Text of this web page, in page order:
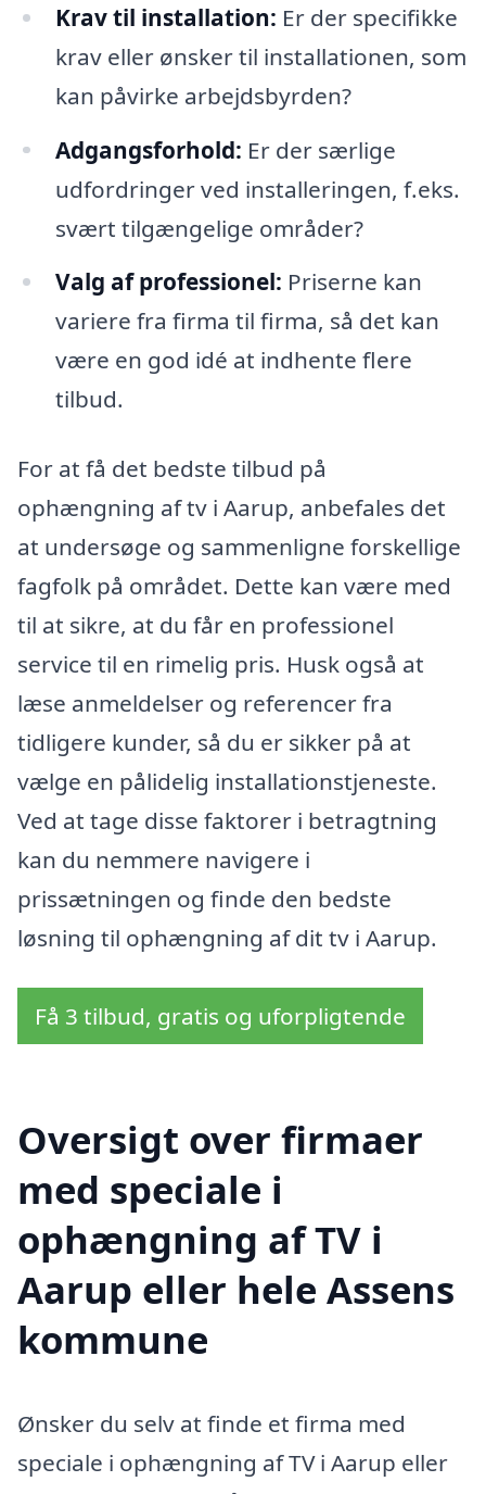
Krav til installation: Er der specifikke
krav eller ønsker til installationen, som
kan påvirke arbejdsbyrden?
Adgangsforhold: Er der særlige
udfordringer ved installeringen, f.eks.
svært tilgængelige områder?
Valg af professionel: Priserne kan
variere fra firma til firma, så det kan
være en god idé at indhente flere
tilbud.
For at få det bedste tilbud på
ophængning af tv i Aarup, anbefales det
at undersøge og sammenligne forskellige
fagfolk på området. Dette kan være med
til at sikre, at du får en professionel
service til en rimelig pris. Husk også at
læse anmeldelser og referencer fra
tidligere kunder, så du er sikker på at
vælge en pålidelig installationstjeneste.
Ved at tage disse faktorer i betragtning
kan du nemmere navigere i
prissætningen og finde den bedste
løsning til ophængning af dit tv i Aarup.
Få 3 tilbud, gratis og uforpligtende
Oversigt over firmaer
med speciale i
ophængning af TV i
Aarup eller hele Assens
kommune
Ønsker du selv at finde et firma med
speciale i ophængning af TV i Aarup eller